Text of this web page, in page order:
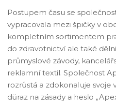
Postupem času se
vypracovala mezi špičky v
kompletním sortimentem
do zdravotnictví ale také
průmyslové závody,
reklamní textil. Společnost
rozrůstá a zdokonaluje svoje
důraz na zásady a heslo